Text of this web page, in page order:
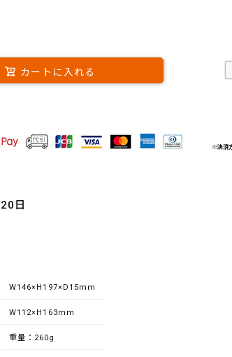
カートに入れる
※決済
日
W146×H197×D15ｍｍ
W112×H163mm
重量：260g